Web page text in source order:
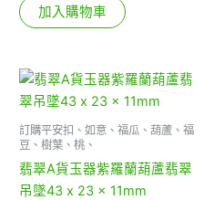
加入購物車
訂購平安扣、如意、福瓜、葫蘆、福
豆、樹葉、桃、
翡翠A貨玉器紫羅蘭葫蘆翡翠
吊墜43 x 23 x 11mm